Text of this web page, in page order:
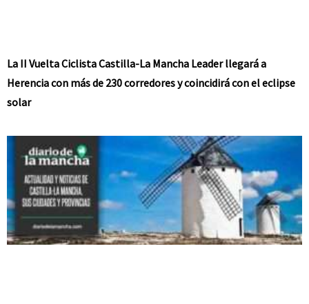
La II Vuelta Ciclista Castilla-La Mancha Leader llegará a
Herencia con más de 230 corredores y coincidirá con el eclipse
solar